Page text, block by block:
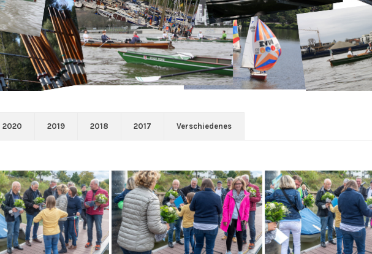
2020 2019 2018 2017 Verschiedenes